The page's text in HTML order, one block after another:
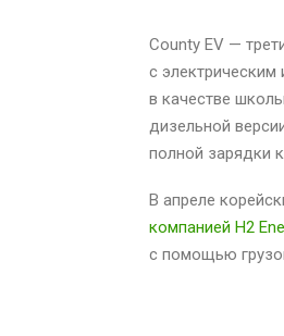
County EV —
с
в качестве
дизельной
полной зарядки
В апреле
компанией H2
с помощью